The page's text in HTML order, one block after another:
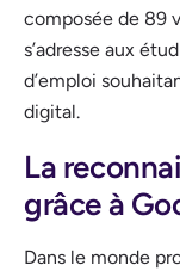
composée de 89
s’adresse aux
d’emploi
digital.
La
grâce à
Dans le monde